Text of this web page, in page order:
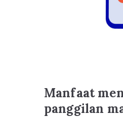
Manfaat
panggilan